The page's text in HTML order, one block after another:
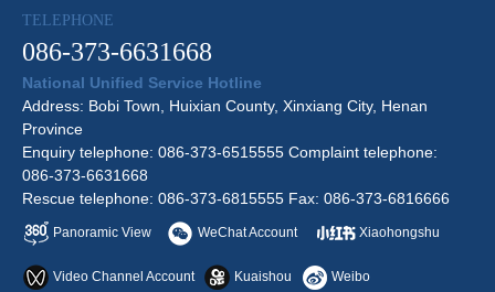
TELEPHONE
086-373-6631668
National Unified Service Hotline
Address: Bobi Town, Huixian County, Xinxiang City, Henan
Province
Enquiry telephone: 086-373-6515555 Complaint telephone:
086-373-6631668
Rescue telephone: 086-373-6815555 Fax: 086-373-6816666
Panoramic View WeChat Account Xiaohongshu
Video Channel Account Kuaishou Weibo